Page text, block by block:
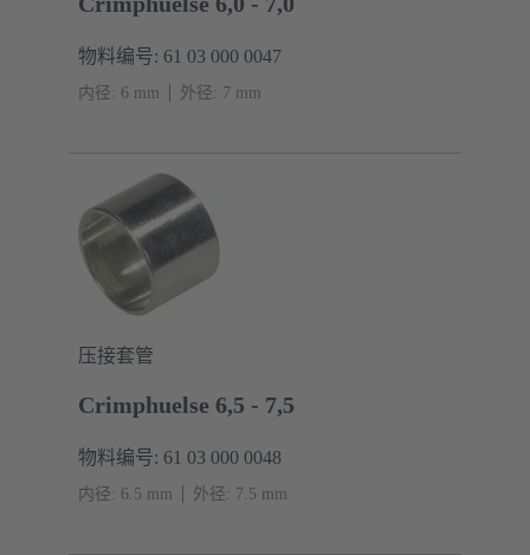
物料编号: 61 03 000 0047
内径: 6 mm 外径: ‌7 mm
压接套管
Crimphuelse 6,5 - 7,5
物料编号: 61 03 000 0048
内径: 6.5 mm 外径: ‌7.5 mm